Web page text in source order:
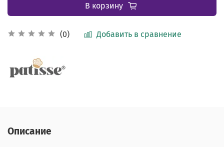
(0) Добавить в сравнение
В корзину
Описание